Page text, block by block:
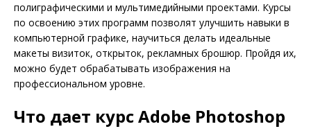
полиграфическими и мультимедийными проектами. Курсы
по освоению этих программ позволят улучшить навыки в
компьютерной графике, научиться делать идеальные
макеты визиток, открыток, рекламных брошюр. Пройдя их,
можно будет обрабатывать изображения на
профессиональном уровне.
Что дает курс Adobe Photoshop